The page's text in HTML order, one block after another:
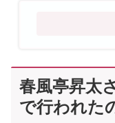
春風亭昇太
で行われた